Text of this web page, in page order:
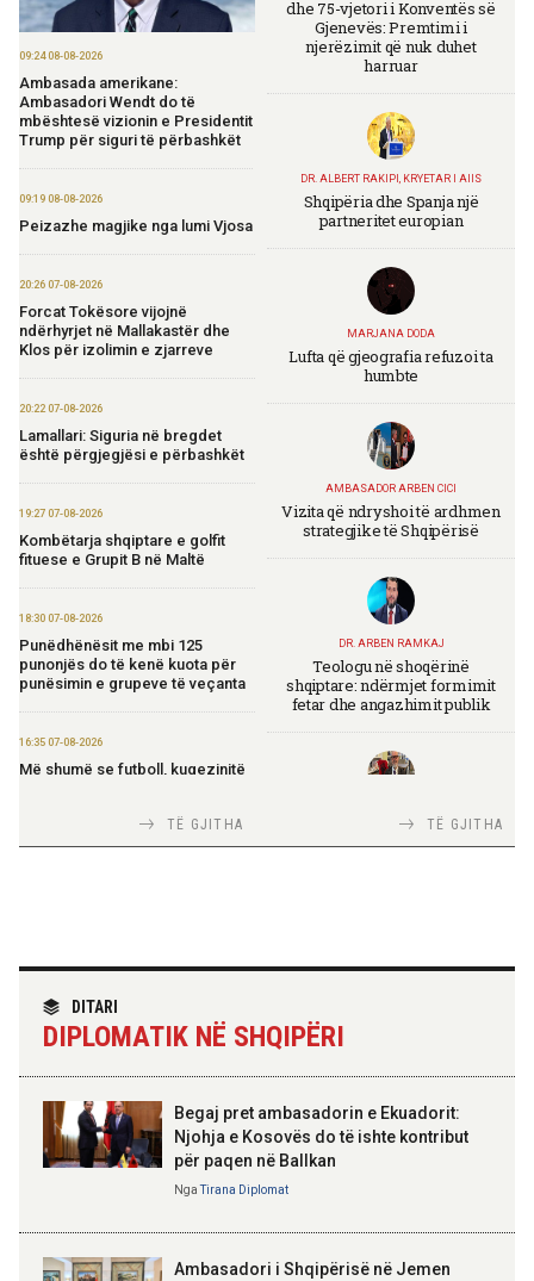
09:24 08-08-2026
Ambasada amerikane:
Ambasadori Wendt do të
mbështesë vizionin e Presidentit
Trump për siguri të përbashkët
09:19 08-08-2026
Peizazhe magjike nga lumi Vjosa
20:26 07-08-2026
Forcat Tokësore vijojnë
ndërhyrjet në Mallakastër dhe
Klos për izolimin e zjarreve
20:22 07-08-2026
Lamallari: Siguria në bregdet
është përgjegjësi e përbashkët
19:27 07-08-2026
Kombëtarja shqiptare e golfit
fituese e Grupit B në Maltë
18:30 07-08-2026
Punëdhënësit me mbi 125
punonjës do të kenë kuota për
punësimin e grupeve të veçanta
16:35 07-08-2026
Më shumë se futboll, kuqezinjtë
14:10 07-08-2026
14:08 07-08-2026
“Fincantieri Albania” në Vlorë,
Nufi në divizionin e anijeve
detare në Itali: Njohje me
14:06 07-08-2026
Koçiu: Bajpasi i Tiranës, investim
strategjik për infrastrukturë
TË GJITHA
dhe 75-vjetori i Konventës së
Gjenevës: Premtimi i
njerëzimit që nuk duhet
harruar
DR. ALBERT RAKIPI, KRYETAR I AIIS
Shqipëria dhe Spanja një
partneritet europian
MARJANA DODA
Lufta që gjeografia refuzoi ta
humbte
AMBASADOR ARBEN CICI
Vizita që ndryshoi të ardhmen
strategjike të Shqipërisë
DR. ARBEN RAMKAJ
Teologu në shoqërinë
shqiptare: ndërmjet formimit
fetar dhe angazhimit publik
TIRANA DIPLOMAT
TIRANA DIPLOMAT
Skënderbeut dhe Ismail
TË GJITHA
DITARI
DIPLOMATIK NË SHQIPËRI
Begaj pret ambasadorin e Ekuadorit:
Njohja e Kosovës do të ishte kontribut
për paqen në Ballkan
NgaTirana Diplomat
Ambasadori i Shqipërisë në Jemen